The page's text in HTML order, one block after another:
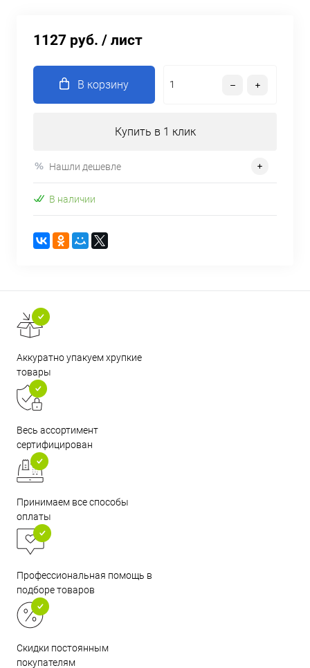
1127 руб. / лист
В корзину
Купить в 1 клик
Нашли дешевле
В наличии
Аккуратно упакуем хрупкие
товары
Весь ассортимент
сертифицирован
Принимаем все способы
оплаты
Профессиональная помощь в
подборе товаров
Скидки постоянным
покупателям